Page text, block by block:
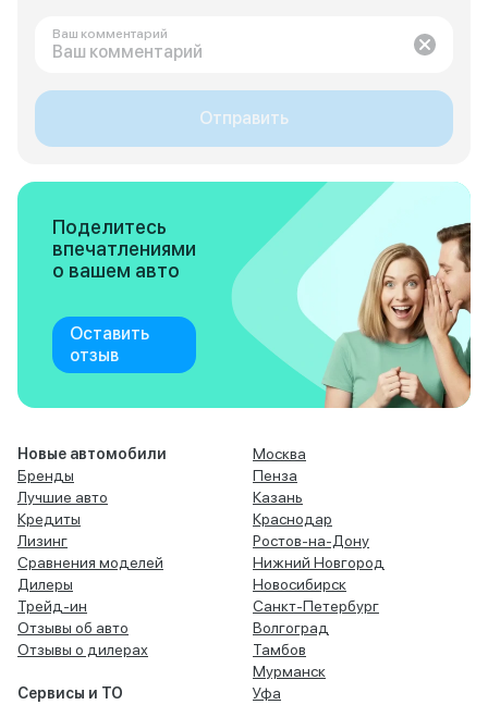
Ваш комментарий
Отправить
Поделитесь
впечатлениями
о вашем авто
Оставить
отзыв
Новые автомобили
Бренды
Лучшие авто
Кредиты
Лизинг
Сравнения моделей
Дилеры
Трейд-ин
Отзывы об авто
Отзывы о дилерах
Сервисы и ТО
Москва
Пенза
Казань
Краснодар
Ростов-на-Дону
Нижний Новгород
Новосибирск
Санкт-Петербург
Волгоград
Тамбов
Мурманск
Уфа